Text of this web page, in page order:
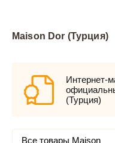
Maison Dor (Турция)
Интернет-
(Турция)
Все товары Maison